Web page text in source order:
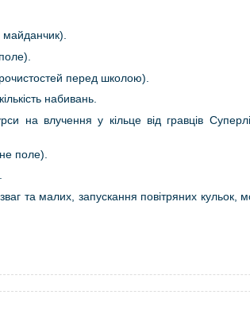
майданчик).
перед школою).
набивань.
на влучення у кільце від гравців
поле).
та малих, запускання повітряних кульок,